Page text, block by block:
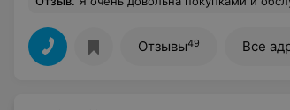
Отзывы49 Все